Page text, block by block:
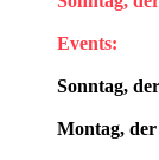
Events:
Sonntag,
Montag, der